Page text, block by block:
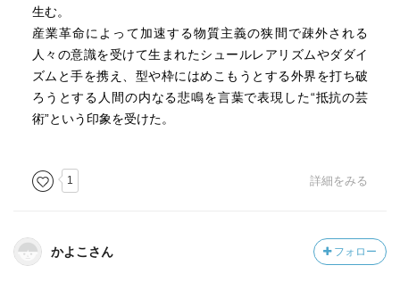
生む。
産業革命によって加速する物質主義の狭間で疎外される
人々の意識を受けて生まれたシュールレアリズムやダダイ
ズムと手を携え、型や枠にはめこもうとする外界を打ち破
ろうとする人間の内なる悲鳴を言葉で表現した“抵抗の芸
術”という印象を受けた。
1 詳細をみる
かよこさん フォロー